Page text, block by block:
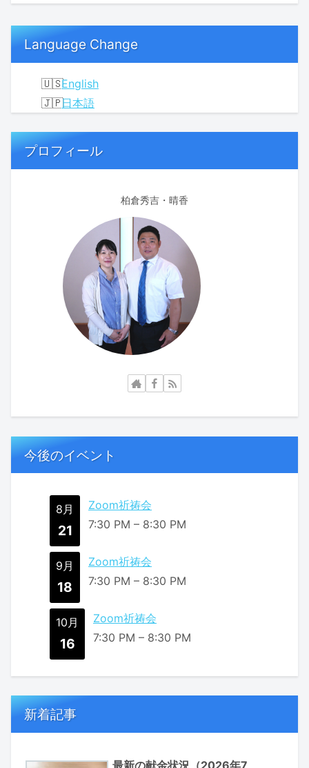
Language Change
English
日本語
プロフィール
柏倉秀吉・晴香
今後のイベント
8月
21
Zoom祈祷会
7:30 PM – 8:30 PM
9月
18
Zoom祈祷会
7:30 PM – 8:30 PM
10月
16
Zoom祈祷会
7:30 PM – 8:30 PM
新着記事
最新の献金状況（2026年7